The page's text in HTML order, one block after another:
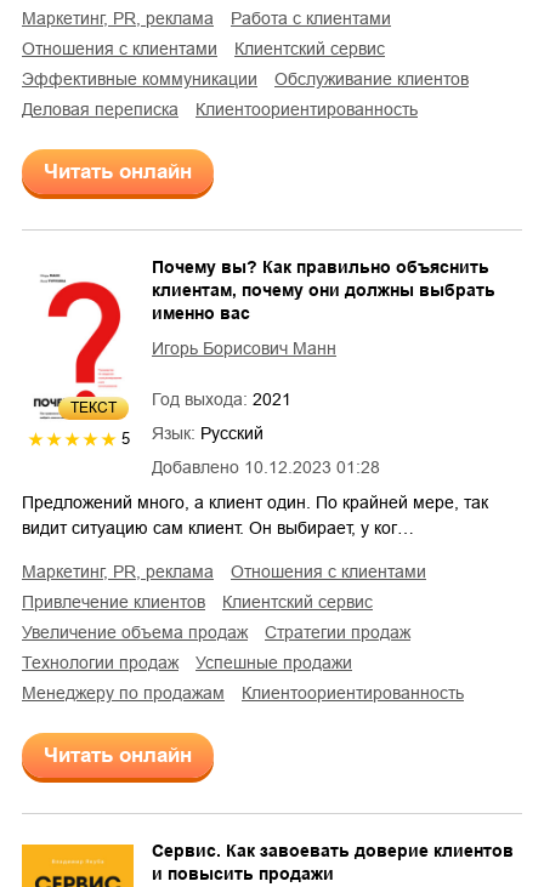
маркетинг, PR, реклама
работа с клиентами
отношения с клиентами
клиентский сервис
эффективные коммуникации
обслуживание клиентов
деловая переписка
клиентоориентированность
Читать онлайн
ТЕКСТ
5
Добавлено 10.12.2023 01:28
Почему вы? Как правильно объяснить
клиентам, почему они должны выбрать
именно вас
Игорь Борисович Манн
Год выхода: 2021
Язык: Русский
Предложений много, а клиент один. По крайней мере, так
видит ситуацию сам клиент. Он выбирает, у ког…
маркетинг, PR, реклама
отношения с клиентами
привлечение клиентов
клиентский сервис
увеличение объема продаж
стратегии продаж
технологии продаж
успешные продажи
менеджеру по продажам
клиентоориентированность
Читать онлайн
Сервис. Как завоевать доверие клиентов
и повысить продажи